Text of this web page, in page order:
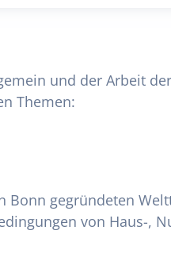
und der Arbeit
Themen:
gegründeten
von Haus-,